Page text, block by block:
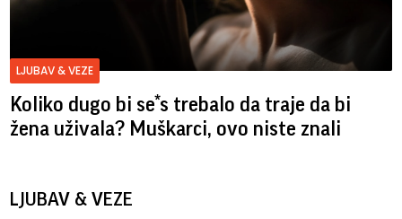
LJUBAV & VEZE
Koliko dugo bi se*s trebalo da traje da bi
žena uživala? Muškarci, ovo niste znali
LJUBAV & VEZE